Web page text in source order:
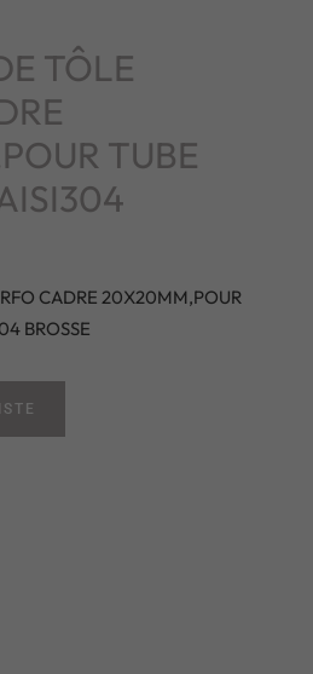
TÔLE
TUBE
CADRE 20X20MM,POUR
BROSSE